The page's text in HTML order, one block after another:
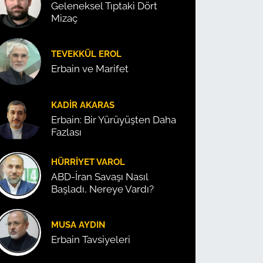
Geleneksel Tıptaki Dört
Mizaç
TEVEKKÜL EROL
Erbain ve Marifet
KADIR AKARAS
Erbain: Bir Yürüyüşten Daha
Fazlası
HÜRRIYET VAROL
ABD-İran Savaşı Nasıl
Başladı, Nereye Vardı?
MUSA AYDIN
Erbain Tavsiyeleri